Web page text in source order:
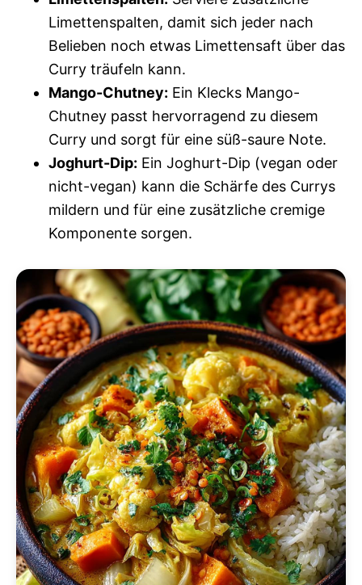
Limettenspalten, damit sich jeder nach
Belieben noch etwas Limettensaft über das
Curry träufeln kann.
Mango-Chutney: Ein Klecks Mango-
Chutney passt hervorragend zu diesem
Curry und sorgt für eine süß-saure Note.
Joghurt-Dip: Ein Joghurt-Dip (vegan oder
nicht-vegan) kann die Schärfe des Currys
mildern und für eine zusätzliche cremige
Komponente sorgen.